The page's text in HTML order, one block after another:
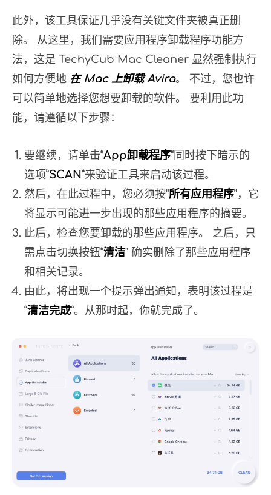
此外，该工具保证几乎没有关键文件夹被真正删
除。 从这里，我们需要应用程序卸载程序功能方
法，这是 TechyCub Mac Cleaner 显然强制执行
如何方便地 在 Mac 上卸载 Avira。 不过，您也许
可以简单地选择您想要卸载的软件。 要利用此功
能，请遵循以下步骤：
要继续，请单击“App卸载程序“同时按下暗示的
选项”SCAN”来验证工具来启动该过程。
然后，在此过程中，您必须按“所有应用程序”，它
将显示可能进一步出现的那些应用程序的摘要。
此后，检查您要卸载的那些应用程序。 之后，只
需点击切换按钮“清洁" 确实删除了那些应用程序
和相关记录。
由此，将出现一个提示弹出通知，表明该过程是
“清洁完成”。从那时起，你就完成了。